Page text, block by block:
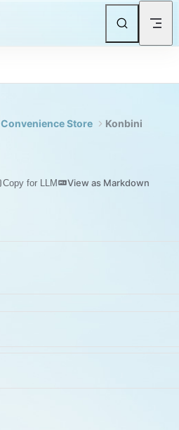
Convenience Store Konbini
Copy for LLM View as Markdown